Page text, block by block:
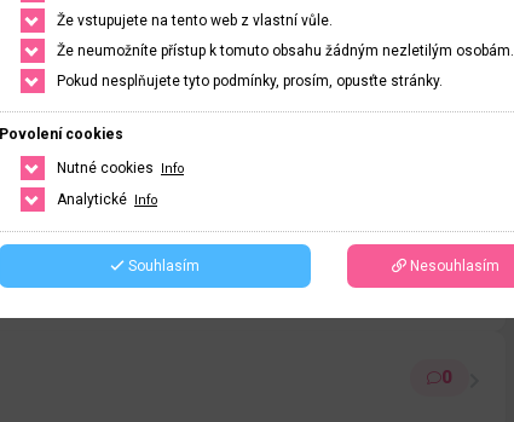
5
0
Že vstupujete na tento web z vlastní vůle.
Že neumožníte přístup k tomuto obsahu žádným nezletilým osobám.
Pokud nesplňujete tyto podmínky, prosím, opusťte stránky.
Povolení cookies
Nutné cookies
Info
Analytické Info
Souhlasím Nesouhlasím